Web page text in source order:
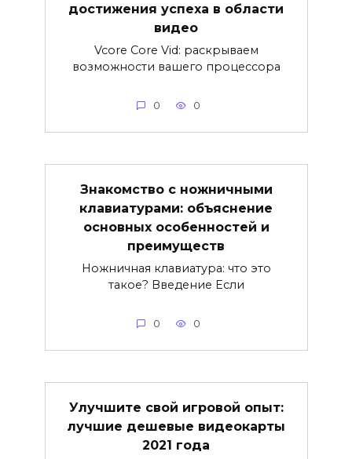
достижения успеха в области
видео
Vcore Core Vid: раскрываем
возможности вашего процессора
0 0
Знакомство с ножничными
клавиатурами: объяснение
основных особенностей и
преимуществ
Ножничная клавиатура: что это
такое? Введение Если
0 0
Улучшите свой игровой опыт:
лучшие дешевые видеокарты
2021 года